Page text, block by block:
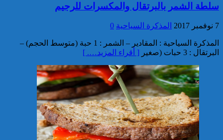
توقيف مواطن أجنبي مبحوث عنه
بموجب أمر دولي بإلقاء القبض
بمراكش
سلطة الشمر بالبرتقال والمكسرات للرجيم
7 نوفمبر 2017 المذكرة السياحية 0
المذكرة السياحية : المقادير – الشمر : 1 حبة (متوسط الحجم) –
البرتقال : 3 حبات (صغير
[ أقراء المزيد…. ]